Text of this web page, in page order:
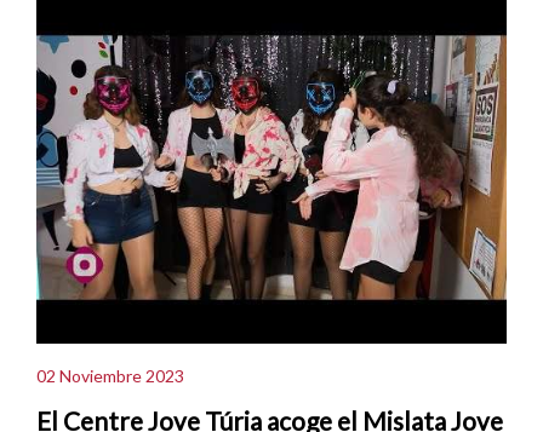
02 Noviembre 2023
El Centre Jove Túria acoge el Mislata Jove